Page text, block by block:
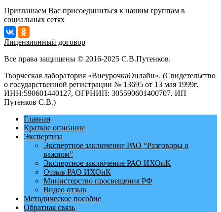
Приглашаем Вас присоединиться к нашим группам в
социальных сетях
Лицензионный договор
Все права защищены © 2016-2025 С.В.Путенков.
Творческая лаборатория «ВнеурочкаОнлайн». (Свидетельство
о государственной регистрации № 13695 от 13 мая 1999г.
ИНН:590601440127, ОГРНИП: 305590601400707. ИП
Путенков С.В.)
Главная
Краткое описание
Экспертиза
Экспертное заключение РАО “Разговоры о
важном”
Экспертное заключение РАО ИХОиК
Отзыв РАО ИХОиК
Министерство просвещения РФ
Видео отзыв
Методическое пособие
Обратная связь